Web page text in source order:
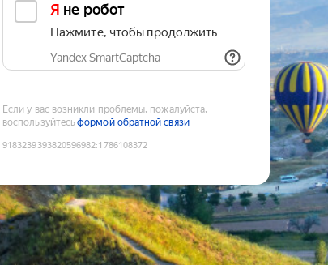
Я не робот
Нажмите, чтобы продолжить
Yandex SmartCaptcha
Если у вас возникли проблемы, пожалуйста,
воспользуйтесьформой обратной связи
9183239393820596982:1786108372